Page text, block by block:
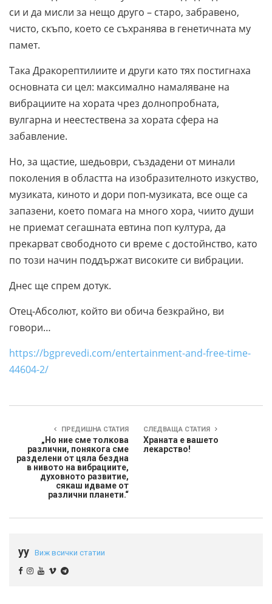
си и да мисли за нещо друго – старо, забравено,
чисто, скъпо, което се съхранява в генетичната му
памет.
Така Дракорептилиите и други като тях постигнаха
основната си цел: максимално намаляване на
вибрациите на хората чрез долнопробната,
вулгарна и неестествена за хората сфера на
забавление.
Но, за щастие, шедьоври, създадени от минали
поколения в областта на изобразителното изкуство,
музиката, киното и дори поп-музиката, все още са
запазени, което помага на много хора, чиито души
не приемат сегашната евтина поп култура, да
прекарват свободното си време с достойнство, като
по този начин поддържат високите си вибрации.
Днес ще спрем дотук.
Отец-Абсолют, който ви обича безкрайно, ви
говори…
https://bgprevedi.com/entertainment-and-free-time-
44604-2/
ПРЕДИШНА СТАТИЯ
„Но ние сме толкова
различни, понякога сме
разделени от цяла бездна
в нивото на вибрациите,
духовното развитие,
сякаш идваме от
различни планети.“
СЛЕДВАЩА СТАТИЯ
Храната е вашето
лекарство!
yy Виж всички статии